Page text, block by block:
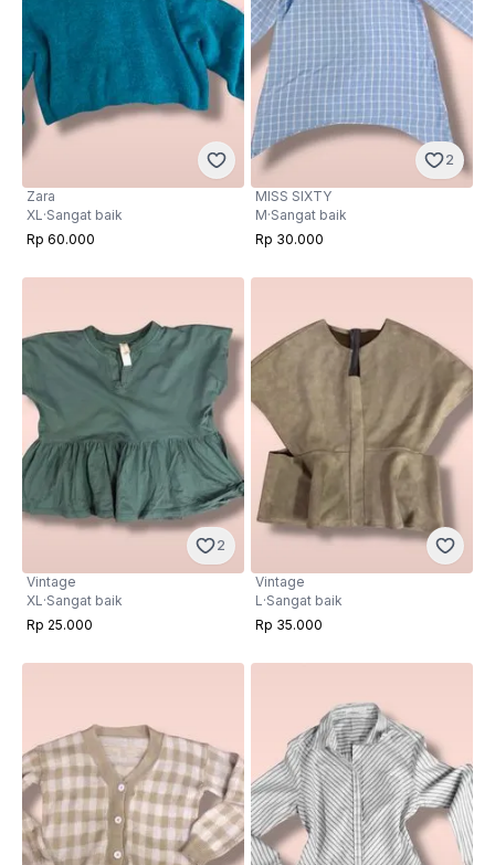
Zara
XL·Sangat baik
Rp 60.000
2
MISS SIXTY
M·Sangat baik
Rp 30.000
2
Vintage
XL·Sangat baik
Rp 25.000
Vintage
L·Sangat baik
Rp 35.000